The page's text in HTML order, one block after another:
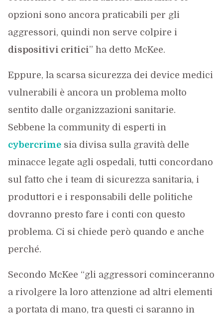
opzioni sono ancora praticabili per gli
aggressori, quindi non serve colpire i
dispositivi critici” ha detto McKee.
Eppure, la scarsa sicurezza dei device medici
vulnerabili è ancora un problema molto
sentito dalle organizzazioni sanitarie.
Sebbene la community di esperti in
cybercrimesia divisa sulla gravità delle
minacce legate agli ospedali, tutti concordano
sul fatto che i team di sicurezza sanitaria, i
produttori e i responsabili delle politiche
dovranno presto fare i conti con questo
problema. Ci si chiede però quando e anche
perché.
Secondo McKee “gli aggressori cominceranno
a rivolgere la loro attenzione ad altri elementi
a portata di mano, tra questi ci saranno in